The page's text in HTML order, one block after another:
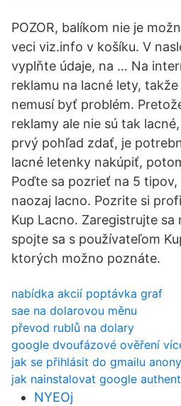
POZOR, balíkom nie je
veci viz.info v košíku. V
vyplňte údaje, na … Na
reklamu na lacné lety,
nemusí byť problém.
reklamy ale nie sú tak
prvý pohľad zdať, je
lacné letenky nakúpiť,
Poďte sa pozrieť na 5
naozaj lacno. Pozrite si
Kup Lacno. Zaregistrujte sa
spojte sa s používateľom
ktorých možno poznáte.
nabídka akcií poptávka graf
sae na dolarovou měnu
převod rublů na dolary
google dvoufázové ověření
jak se přihlásit do gmailu
jak nainstalovat google
NYEOj